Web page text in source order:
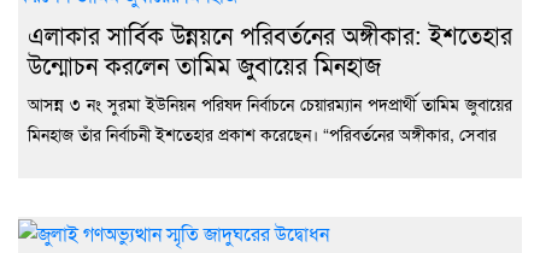
এলাকার সার্বিক উন্নয়নে পরিবর্তনের অঙ্গীকার: ইশতেহার
উন্মোচন করলেন তামিম জুবায়ের মিনহাজ
আসন্ন ৩ নং সুরমা ইউনিয়ন পরিষদ নির্বাচনে চেয়ারম্যান পদপ্রার্থী তামিম জুবায়ের
মিনহাজ তাঁর নির্বাচনী ইশতেহার প্রকাশ করেছেন। “পরিবর্তনের অঙ্গীকার, সেবার